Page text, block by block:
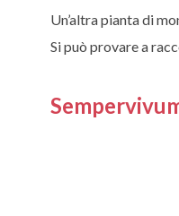
Un’altra pianta di
Si può provare a